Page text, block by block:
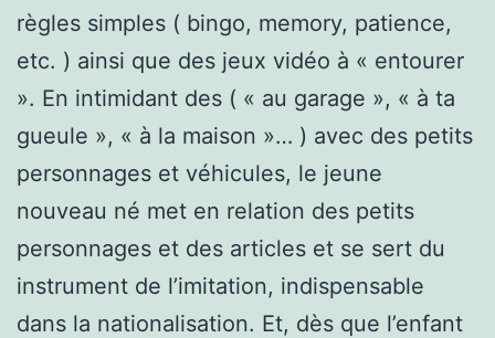
règles simples ( bingo, memory, patience,
etc. ) ainsi que des jeux vidéo à « entourer
». En intimidant des ( « au garage », « à ta
gueule », « à la maison »… ) avec des petits
personnages et véhicules, le jeune
nouveau né met en relation des petits
personnages et des articles et se sert du
instrument de l’imitation, indispensable
dans la nationalisation. Et, dès que l’enfant